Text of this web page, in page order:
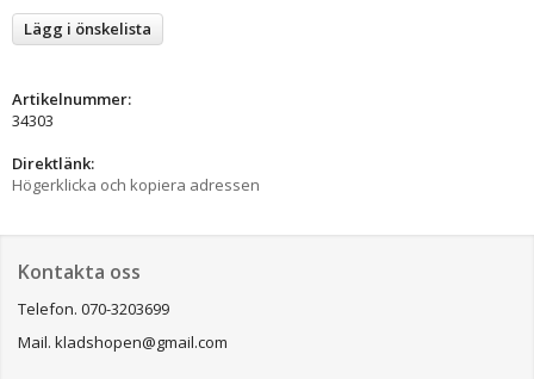
Lägg i önskelista
Artikelnummer:
34303
Direktlänk:
Högerklicka och kopiera adressen
Kontakta oss
Telefon. 070-3203699
Mail. kladshopen@gmail.com